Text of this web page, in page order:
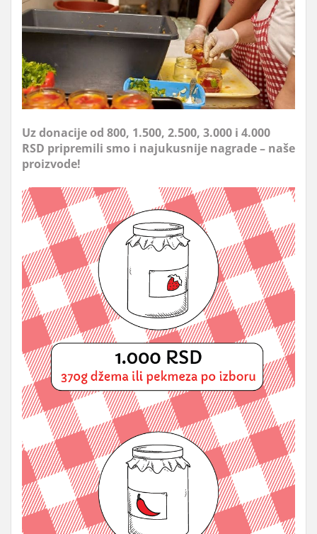
Uz donacije od 800, 1.500, 2.500, 3.000 i 4.000
RSD pripremili smo i najukusnije nagrade – naše
proizvode!